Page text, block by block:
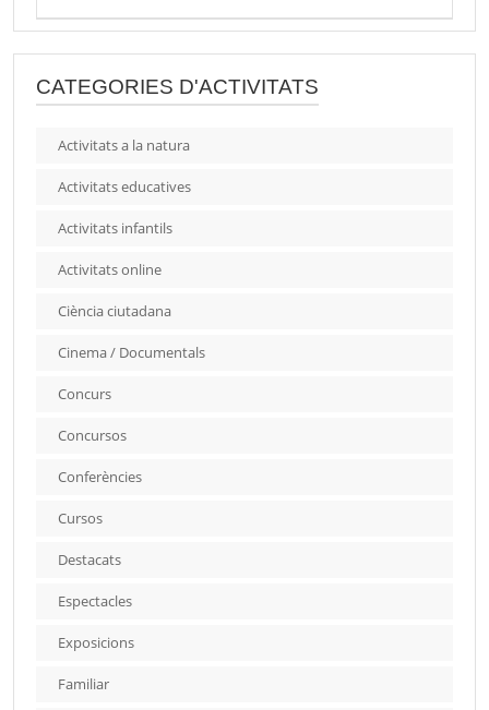
CATEGORIES D'ACTIVITATS
Activitats a la natura
Activitats educatives
Activitats infantils
Activitats online
Ciència ciutadana
Cinema / Documentals
Concurs
Concursos
Conferències
Cursos
Destacats
Espectacles
Exposicions
Familiar